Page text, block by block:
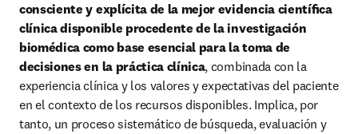
consciente y explícita de la mejor evidencia cientíﬁca
clínica disponible procedente de la investigación
biomédica como base esencial para la toma de
decisiones en la práctica clínica, combinada con la
experiencia clínica y los valores y expectativas del paciente
en el contexto de los recursos disponibles. Implica, por
tanto, un proceso sistemático de búsqueda, evaluación y